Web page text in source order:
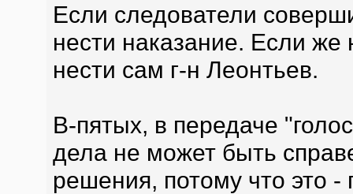
Если следователи
нести наказание. Если же
нести сам г-н Леонтьев.
В-пятых, в передаче
дела не может быть
решения, потому что это -